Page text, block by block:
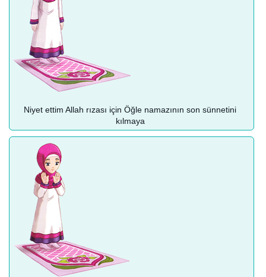
Niyet ettim Allah rızası için Öğle namazının son sünnetini
kılmaya